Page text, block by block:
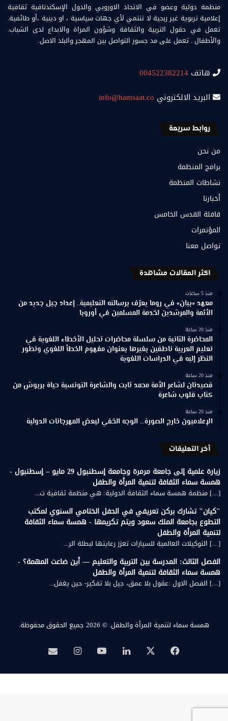
منظمة دولية وعضو في الاتحاد الاوروبي والدول الإسكندنافية ثقافية
إعلامية تربوية غير ربحية لا تنتمي لأي جهات سياسية ، او دينية ،أو طائفية.
تعمل في حقول التربية والثقافة وشؤون المراة والابداع لدى الشباب.
والأطفال . تعمل على مد جسور التواصل بين المهجر والبلد الاصل.
هاتف 004522382214
البريد الالكتروني info@hamsaat.co
روابط سريعة
من نحن
برامج المنظمة
نشاطات المنظمة
أخبارنا
قافلة القدس الخامس
المؤتمرات
تواصل معنا
اكثر المقالات مشاهدة
منذ 5 ساعات
معهد «بيان» في روما يعرّف برسالته التعليمية.. إعداد جيل جديد من
الأئمة والمرشدين لخدمة المسلمين في أوروبا
منذ 20 ساعة
المحاضرة الثانية من سلسلة محاضرات تحليل الأخطاء اللغوية في
تعليم العربية ناطقين بغيرها بعنوان مفهوم الخطأ اللغوي وتطور
النظر إليه في الدراسات اللغوية
منذ 20 ساعة
قصيدتان لشاعر الأمة محمد ثابت والشاعرة التونسية حياة بربوش من
كتاب قلوب شاعرة
منذ 20 ساعة
الإعلاميون خارج الصورة… الوجه الخفي لبعض المهرجانات الدولية
أخر التعليقات
زيارة علمية إلى جامعة مرمرة وجامعة إسطنبول 29 مايو – إسطنبول -
همسة سماء الثقافة لتنمية المرأة والطفل
[…] منظمة همسة سماء الثقافة الدولية: هي منظمة ثقافية ت...
"كيان" تشارك بركن تعريفي في الحفل الختامي السنوي لمكتب
التطوع بجامعة الملك سعود ويتم تكريمها - همسة سماء الثقافة
لتنمية المرأة والطفل
[…] التوكيلات العالمية للسيارات تعزز رعايتها لبطلة الر...
الفصل الثالث: المدرسة بين التربية والتعليم — أين ضاعت المهمة؟ -
همسة سماء الثقافة لتنمية المرأة والطفل
[…] الفصل الاول :عقول بلا عمق، جيل بلا تفكير- حين يغفل...
همسة سماء لتنمية المرأة والطفل. © 2026 جميع الحقوق محفوظة.
فيسبوك لينكدإن‫YouTubeانستقرامبريد
همسة